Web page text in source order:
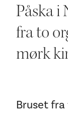
Påska i
fra to
mørk
Bruset